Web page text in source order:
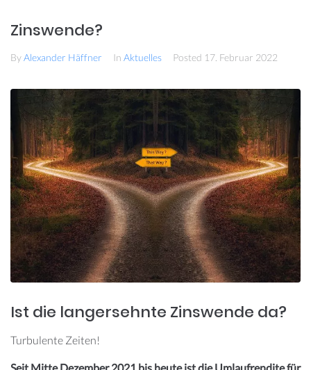
Zinswende?
ByAlexander Häffner In Aktuelles Posted 17. Februar 2022
Ist die langersehnte Zinswende da?
Turbulente Zeiten!
Seit Mitte Dezember 2021 bis heute ist die Umlaufrendite für